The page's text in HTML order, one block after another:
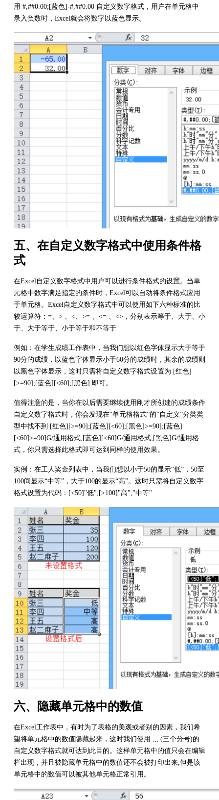
用 #,##0.00;[蓝色]-#,##0.00 自定义数字格式，用户在单元格中
录入负数时，Excel就会将数字以蓝色显示。
五、在自定义数字格式中使用条件格
式
在Excel自定义数字格式中用户可以进行条件格式的设置。当单
元格中数字满足指定的条件时，Excel可以自动将条件格式应用
于单元格。Excel自定义数字格式中可以使用如下六种标准的比
较运算符：=、> 、<、>= 、<= 、<>，分别表示等于、大于、小
于、大于等于、小于等于和不等于
例如：在学生成绩工作表中，当我们想以红色字体显示大于等于
90分的成绩，以蓝色字体显示小于60分的成绩时，其余的成绩则
以黑色字体显示，这时只需将自定义数字格式设置为 [红色]
[>=90];[蓝色][<60];[黑色] 即可。
值得注意的是，当你在以后需要继续使用刚才所创建的成绩条件
自定义数字格式时，你会发现在“单元格格式”的“自定义”分类类
型中找不到 [红色][>=90];[蓝色][<60];[黑色]>=90];[蓝色]
[<60]>=90]G/通用格式;[蓝色][<60]G/通用格式;[黑色]G/通用格
式，你只需选择此格式即可达到同样的使用效果。
实例：在工人奖金列表中，当我们想以小于50的显示“低”，50至
100间显示“中等”，大于100的显示“高”。这时只需将自定义数字
格式设置为代码：[<50]"低";[>100]"高";"中等"
六、隐藏单元格中的数值
在Excel工作表中，有时为了表格的美观或者别的因素，我们希
望将单元格中的数值隐藏起来，这时我们使用 ;;; (三个分号)的
自定义数字格式就可达到此目的。这样单元格中的值只会在编辑
栏出现，并且被隐藏单元格中的数值还不会被打印出来,但是该
单元格中的数值可以被其他单元格正常引用。